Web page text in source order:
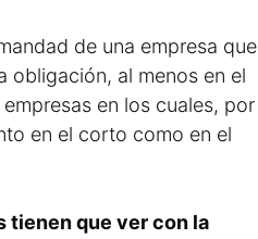
de una empresa que
obligación, al menos en el
en los cuales, por
en el corto como en el
tienen que ver con la